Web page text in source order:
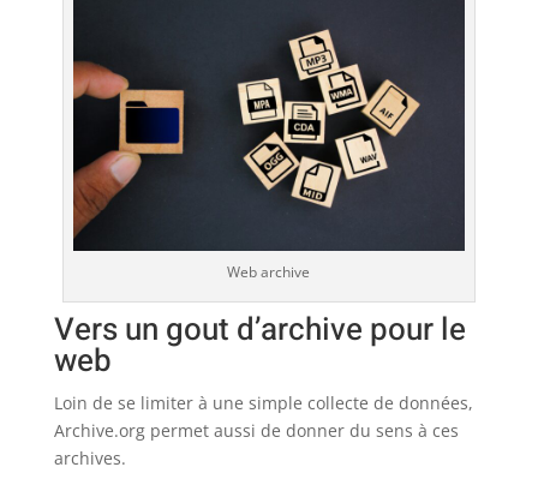
Web archive
Vers un gout d’archive pour le
web
Loin de se limiter à une simple collecte de données,
Archive.org permet aussi de donner du sens à ces
archives.